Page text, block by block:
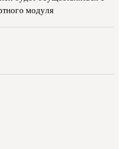
мо­ду­ля